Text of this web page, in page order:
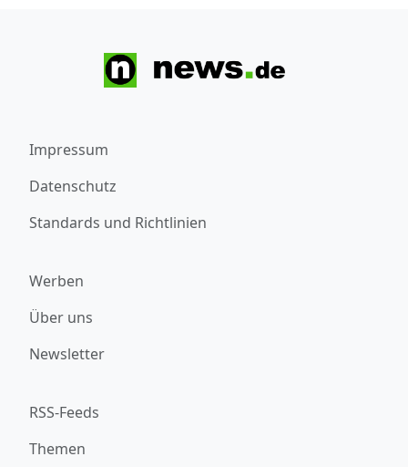
Impressum
Datenschutz
Standards und Richtlinien
Werben
Über uns
Newsletter
RSS-Feeds
Themen